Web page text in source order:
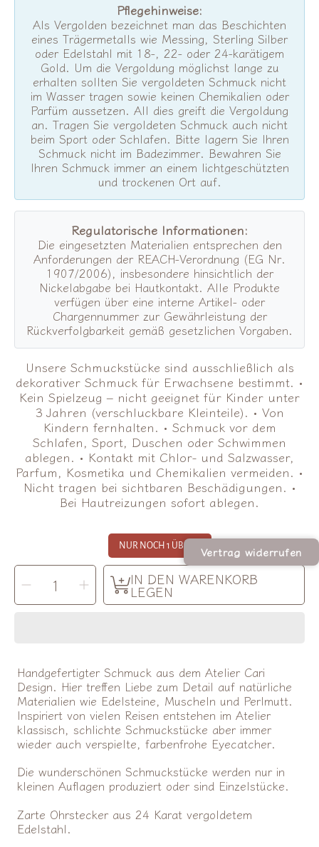
Pflegehinweise:
Als Vergolden bezeichnet man das Beschichten
eines Trägermetalls wie Messing, Sterling Silber
oder Edelstahl mit 18-, 22- oder 24-karätigem
Gold. Um die Vergoldung möglichst lange zu
erhalten sollten Sie vergoldeten Schmuck nicht
im Wasser tragen sowie keinen Chemikalien oder
Parfüm aussetzen. All dies greift die Vergoldung
an. Tragen Sie vergoldeten Schmuck auch nicht
beim Sport oder Schlafen. Bitte lagern Sie Ihren
Schmuck nicht im Badezimmer. Bewahren Sie
Ihren Schmuck immer an einem lichtgeschützten
und trockenen Ort auf.
Regulatorische Informationen:
Die eingesetzten Materialien entsprechen den
Anforderungen der REACH-Verordnung (EG Nr.
1907/2006), insbesondere hinsichtlich der
Nickelabgabe bei Hautkontakt. Alle Produkte
verfügen über eine interne Artikel- oder
Chargennummer zur Gewährleistung der
Rückverfolgbarkeit gemäß gesetzlichen Vorgaben.
Unsere Schmuckstücke sind ausschließlich als
dekorativer Schmuck für Erwachsene bestimmt. •
Kein Spielzeug – nicht geeignet für Kinder unter
3 Jahren (verschluckbare Kleinteile). • Von
Kindern fernhalten. • Schmuck vor dem
Schlafen, Sport, Duschen oder Schwimmen
ablegen. • Kontakt mit Chlor- und Salzwasser,
Parfum, Kosmetika und Chemikalien vermeiden. •
Nicht tragen bei sichtbaren Beschädigungen. •
Bei Hautreizungen sofort ablegen.
NUR NOCH 1 ÜBRIG!
MENGE
AUSWÄHLEN
Menge
für
Ohrringe
Hearts
Menge
für
Ohrringe
Hearts
IN DEN WARENKORB
LEGEN
Handgefertigter Schmuck aus dem Atelier Cari
Design. Hier treffen Liebe zum Detail auf natürliche
Materialien wie Edelsteine, Muscheln und Perlmutt.
Inspiriert von vielen Reisen entstehen im Atelier
klassisch, schlichte Schmuckstücke aber immer
wieder auch verspielte, farbenfrohe Eyecatcher.
Die wunderschönen Schmuckstücke werden nur in
kleinen Auflagen produziert oder sind Einzelstücke.
Zarte Ohrstecker aus 24 Karat vergoldetem
Edelstahl.
Vertrag widerrufen